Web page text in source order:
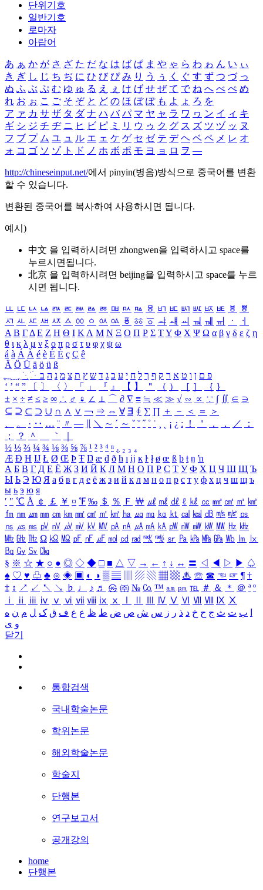
단위기호
일반기호
로마자
아랍어
あ ぁ か が さ ざ た だ な は ば ぱ ま や ゃ ら わ ゎ ん い ぃ
き ぎ し じ ち ぢ に ひ び ぴ み り う ぅ く ぐ す ず つ づ っ
ぬ ふ ぶ ぷ む ゆ ゅ る え ぇ け げ せ ぜ て で ね へ べ ぺ め
れ お ぉ こ ご そ ぞ と ど の ほ ぼ ぽ も よ ょ ろ を
ア ァ カ サ ザ タ ダ ナ ハ バ パ マ ヤ ャ ラ ワ ヮ ン イ ィ キ
ギ シ ジ チ ヂ ニ ヒ ビ ピ ミ リ ウ ゥ ク グ ス ズ ツ ヅ ッ ヌ
フ ブ プ ム ユ ュ ル エ ェ ケ ゲ セ ゼ テ デ ヘ ベ ペ メ レ オ
ォ コ ゴ ソ ゾ ト ド ノ ホ ボ ポ モ ヨ ョ ロ ヲ ―
http://chineseinput.net/에서 pinyin(병음)방식으로 중국어를 변환
할 수 있습니다.
변환된 중국어를 복사하여 사용하시면 됩니다.
예시)
中文 을 입력하시려면 zhongwen을 입력하시고 space를
누르시면됩니다.
北京 을 입력하시려면 beijing을 입력하시고 space를 누르
시면 됩니다.
ㅥ ㅦ ㅧ ㅨ ㅩ ㅪ ㅫ ㅬ ㅭ ㅮ ㅯ ㅰ ㅱ ㅲ ㅳ ㅴ ㅵ ㅶ ㅷ ㅸ
ㅹ
ㅺ ㅻ ㅼ ㅽ ㅾ ㅿ ㆀ ㆁ ㆂ ㆃ ㆄ ㆅ ㆆ ㆇ ㆈ ㆉ ㆊ ㆋ ㆌ ㆍ
ㆎ
Α Β ΓΔ Ε Ζ Η Θ Ι ΚΛ Μ Ν Ξ Ο Π Ρ Σ ΤΥ Φ Χ Ψ Ω α β γ δ ε ζ η
θ ι κ λ μ ν ξ ο π ρ σ τ υ φ χ ψ ω
á à Á À é è É È ç Ç ê
Ä Ö Ü ä ö ü ß
ִֶֹ ֻּ ׁׂ פ ם ן ו ט א ר ק ף ך ל ח י ע כ ג ד ש ץ ת צ מ נ ה ב
‘ ’ “ ” 〔 〕 〈 〉 「 」 『 』 【 】 ＂ （ ） ［ ］ ｛ ｝
± × ÷ ≠ ≤ ≥ ∞ ∴ ♂ ♀ ∠ ⊥ ⌒ ∂ ∇ ≡ ≒ ≪ ≫ √ ∽ ∝ ∵ ∫ ∬ ∈ ∋
⊆ ⊇ ⊂ ⊃ ∪ ∩ ∧ ∨ ￢ ⇒ ⇔ ∀ ∃ ∮ ∑ ∏ ＋ － ＜ ＝
＞
、
。 · ‥ … ¨ 〃 ― ＼ ∼ ´ ～ ˇ ˘ ˝ ˚ ˙ ¸ ¡ ¿ ː ！ ＇ ， ． ／
：
；
？ ＾ ｀
½ ⅓ ⅔ ¼ ¾ ⅛ ⅜ ⅝ ⅞ ¹ ² ³ ⁴ ⁿ ₁ ₂ ₃ ₄
Æ Ð Ħ Ĳ Ł Ø Œ Þ Ŧ Ŋ æ đ ð ħ ı ĳ ĸ ŀ ł ø œ ß þ ŧ ŋ ŉ
А Б В Г Д Е Ё Ж З И Й К Л М Н О П Р С Т У Ф Х Ц Ч Ш Щ Ъ
Ы Ь Э Ю Я а б в г д е ё ж з и й к л м н о п р с т у ф х ц ч ш щ ъ
ы ь э ю я
′ ″ ℃ Å ￠ ￡ ￥ ¤ ℉ ‰ ＄ ％ Ｆ ￦ ㎕ ㎖ ㎗ ℓ ㎘ ㏄ ㎣ ㎤ ㎥ ㎦
㎙ ㎚ ㎛ ㎜ ㎝ ㎞ ㎟ ㎠ ㎡ ㎢ ㏊ ㎍ ㎎ ㎏ ㏏ ㎈ ㎉ ㏈ ㎧ ㎨ ㎰
㎱ ㎲ ㎳ ㎴ ㎵ ㎶ ㎷ ㎸ ㎹ ㎀ ㎁ ㎂ ㎃ ㎄ ㎺ ㎻ ㎽ ㎾ ㎿ ㎐ ㎑
㎒ ㎓ ㎔ Ω ㏀ ㏁ ㎊ ㎋ ㎌ ㏖ ㏅ ㎭ ㎮ ㎯ ㏛ ㎩ ㎪ ㎫ ㎬ ㏝ ㏐
㏓
㏃ ㏉ ㏜ ㏆
§ ※ ☆ ★ ○ ● ◎ ◇ ◆ □ ■ △ ▽ → ← ↑ ↓ ↔ 〓 ◁ ◀ ▷ ▶ ♤
♠ ♡ ♥ ♧ ♣ ⊙ ◈ ▣ ◐ ◑ ▒ ▤ ▨ ▧ ▦ ▩ ♨ ☏ ☎ ☜ ☞ ¶ †
‡ ↕ ↗ ↙ ↖ ↘ ♭ ♩ ♪ ♬ ㉿ ㈜ № ㏇ ™ ㏂ ㏘ ℡ ＃ ＆ ＊ ＠ ª º
ⅰ
ⅱ ⅲ ⅳ ⅴ ⅵ ⅶ ⅷ ⅸ ⅹ Ⅳ Ⅴ Ⅵ Ⅶ Ⅷ Ⅸ Ⅹ
ب ت ث ج ح خ د ذ ر ز س ش ص ض ط ظ ع غ ف ق ک ل م ن ه
و ی
닫기
통합검색
국내학술논문
학위논문
해외학술논문
학술지
단행본
연구보고서
공개강의
home
단행본